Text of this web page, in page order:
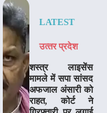
LATEST
उत्‍तर प्रदेश
शस्त्र लाइसेंस
मामले में सपा सांसद
अफजाल अंसारी को
राहत, कोर्ट ने